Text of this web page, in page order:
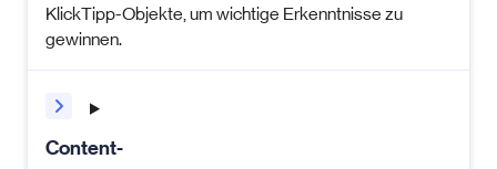
KlickTipp-Objekte, um wichtige Erkenntnisse zu
gewinnen.
Content-